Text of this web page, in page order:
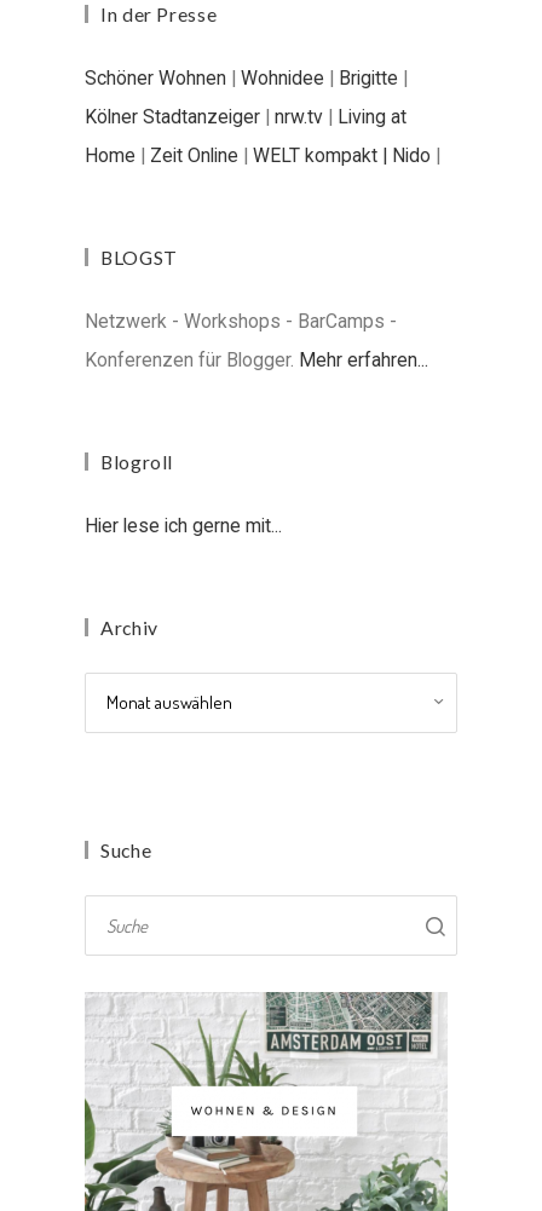
In der Presse
Schöner Wohnen | Wohnidee | Brigitte |
Kölner Stadtanzeiger | nrw.tv | Living at
Home | Zeit Online | WELT kompakt | Nido |
BLOGST
Netzwerk - Workshops - BarCamps -
Konferenzen für Blogger. Mehr erfahren...
Blogroll
Hier lese ich gerne mit...
Archiv
Suche